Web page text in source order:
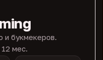
и букмекеров.
мес.